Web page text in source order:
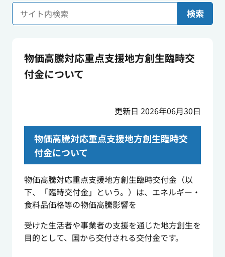
検索
物価高騰対応重点支援地方創生臨時交
付金について
更新日 2026年06月30日
物価高騰対応重点支援地方創生臨時交
付金について
物価高騰対応重点支援地方創生臨時交付金（以
下、「臨時交付金」という。）は、エネルギー・
食料品価格等の物価高騰影響を
受けた生活者や事業者の支援を通じた地方創生を
目的として、国から交付される交付金です。